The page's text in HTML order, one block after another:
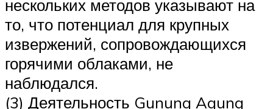
нескольких методов указывают на
то, что потенциал для крупных
извержений, сопровождающихся
горячими облаками, не
наблюдался.
(3) Деятельность Gunung Agung